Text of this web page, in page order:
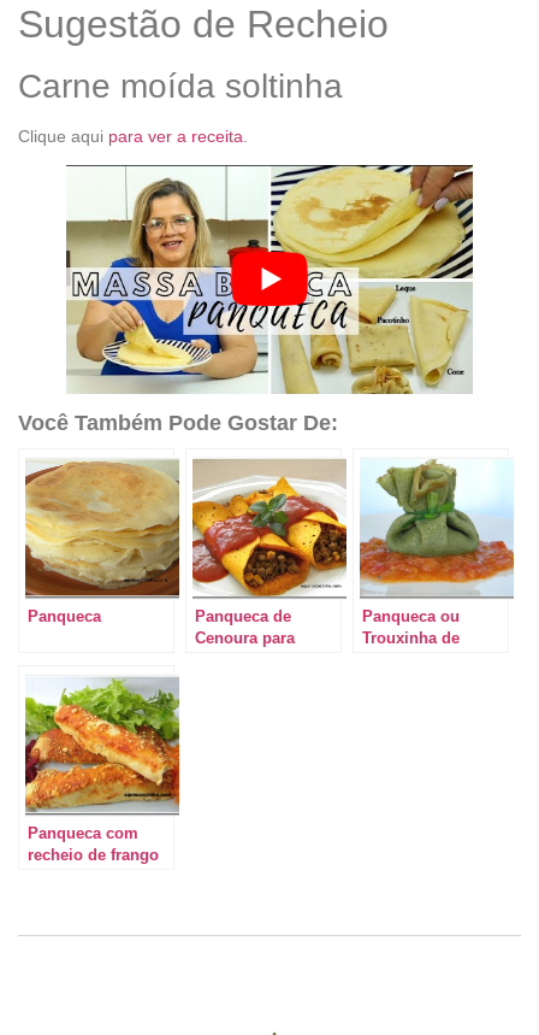
Sugestão de Recheio
Carne moída soltinha
Clique aqui para ver a receita
Você Também Pode Gostar De:
Panqueca
Panqueca de
Cenoura para
Panqueca ou
Trouxinha de
Panqueca com
recheio de frango